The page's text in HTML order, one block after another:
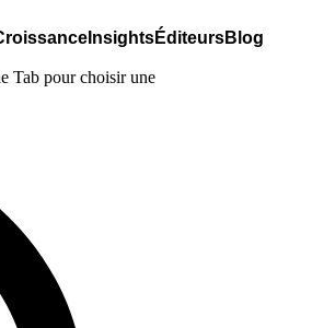
InsightsÉditeursBlog
Tab pour choisir une